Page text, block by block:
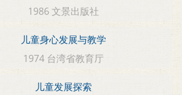
1986 文景出版社
儿童身心发展与教学
1974 台湾省教育厅
儿童发展探索